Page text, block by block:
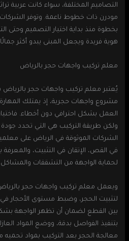
التصاميم المختلفة، سواء كانت عربية
مودرن ذات خطوط ناعمة. وتوفر
بخطوة منذ بداية اختيار التصميم وحتى
هوية فريدة ويجعل المبنى يبدو أكثر
معلم تركيب واجهات حجر بالرياض
يُعتبر معلم تركيب واجهات حجر بالرياض
مشروع واجهات حجرية، إذ يمتلك المهارة
العمل بشكل احترافي دون أخطاء.
ولكن طريقة التركيب هي التي تحدد جودة
الشركات الموثوقة في الرياض على
في القص، الإتقان في التثبيت،
لحماية الواجهة من التشققات والمشاكل
ويعمل معلم تركيب واجهات حجر
لتثبيت الحجر، وضبط مستوى الأحجار
بين القطع لضمان أن تظهر الواجهة
بتنفيذ الفواصل بدقة، ووضع المواد
معالجة الحجر بعد التركيب بمواد تحميه